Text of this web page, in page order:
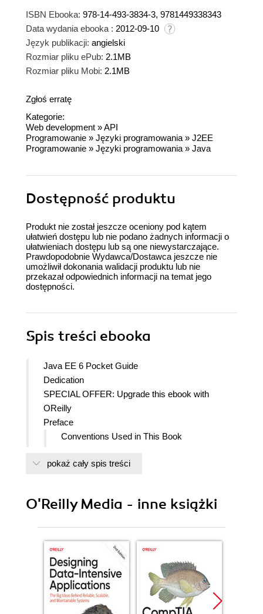
ISBN Ebooka: 978-14-493-3834-3, 9781449338343
Data wydania ebooka : 2012-09-10
Język publikacji: angielski
Rozmiar pliku ePub: 2.1MB
Rozmiar pliku Mobi: 2.1MB
Zgłoś erratę
Kategorie:
Web development »API
Programowanie » Języki programowania » J2EE
Programowanie » Języki programowania » Java
Dostępność produktu
Produkt nie został jeszcze oceniony pod kątem
ułatwień dostępu lub nie podano żadnych informacji o
ułatwieniach dostępu lub są one niewystarczające.
Prawdopodobnie Wydawca/Dostawca jeszcze nie
umożliwił dokonania walidacji produktu lub nie
przekazał odpowiednich informacji na temat jego
dostępności.
Spis treści ebooka
Java EE 6 Pocket Guide
Dedication
SPECIAL OFFER: Upgrade this ebook with
OReilly
Preface
Conventions Used in This Book
Safari Books Online
1. Java Platform, Enterprise Edition
Whats New in Java EE 6
2. Managed Beans
Define and Use a Managed Bean
Lifecycle Callback
3. Servlets
pokaż cały spis treści
O'Reilly Media - inne książki